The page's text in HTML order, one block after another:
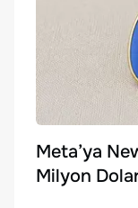
Meta’ya
Milyon